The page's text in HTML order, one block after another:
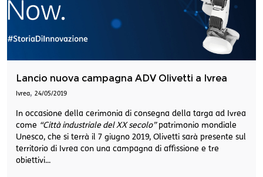
Lancio nuova campagna ADV Olivetti a Ivrea
Ivrea, 24/05/2019
In occasione della cerimonia di consegna della targa ad Ivrea
come “Città industriale del XX secolo”patrimonio mondiale
Unesco, che si terrà il 7 giugno 2019, Olivetti sarà presente sul
territorio di Ivrea con una campagna di affissione e tre
obiettivi...